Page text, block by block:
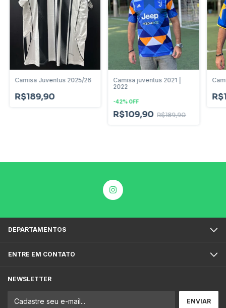
Camisa Juventus 2025/26
R$189,90
Camisa juventus 2021 |
2022
-42%OFF
R$109,90 R$189,90
DEPARTAMENTOS
ENTRE EM CONTATO
NEWSLETTER